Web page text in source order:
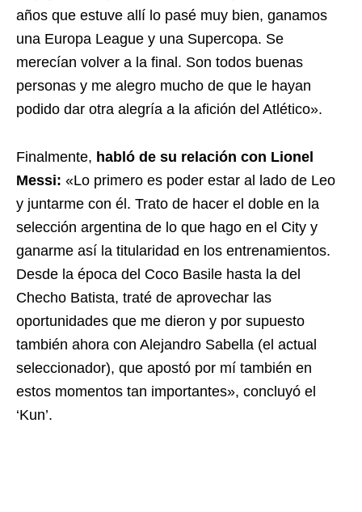
años que estuve allí lo pasé muy bien, ganamos
una Europa League y una Supercopa. Se
merecían volver a la final. Son todos buenas
personas y me alegro mucho de que le hayan
podido dar otra alegría a la afición del Atlético».
Finalmente, habló de su relación con Lionel
Messi: «Lo primero es poder estar al lado de Leo
y juntarme con él. Trato de hacer el doble en la
selección argentina de lo que hago en el City y
ganarme así la titularidad en los entrenamientos.
Desde la época del Coco Basile hasta la del
Checho Batista, traté de aprovechar las
oportunidades que me dieron y por supuesto
también ahora con Alejandro Sabella (el actual
seleccionador), que apostó por mí también en
estos momentos tan importantes», concluyó el
‘Kun’.